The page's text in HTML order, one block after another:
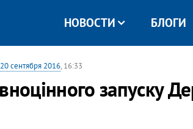
НОВОСТИ БЛОГИ
20 сентября 2016, 16:33
запуску